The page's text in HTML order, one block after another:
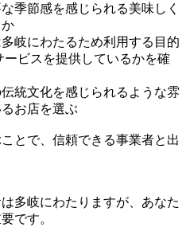
季節感を感じられる美味しく
岐にわたるため利用する目的
ビスを提供しているかを確
統文化を感じられるような雰
お店を選ぶ
とで、信頼できる事業者と出
多岐にわたりますが、あなた
です。